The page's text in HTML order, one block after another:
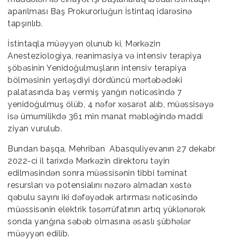
aparılması Baş Prokurorluğun İstintaq idarəsinə
tapşırılıb.
İstintaqla müəyyən olunub ki, Mərkəzin
Anesteziologiya, reanimasiya və intensiv terapiya
şöbəsinin Yenidoğulmuşların intensiv terapiya
bölməsinin yerləşdiyi dördüncü mərtəbədəki
palatasında baş vermiş yanğın nəticəsində 7
yenidoğulmuş ölüb, 4 nəfər xəsarət alıb, müəssisəyə
isə ümumilikdə 361 min manat məbləğində maddi
ziyan vurulub.
Bundan başqa, Mehriban Abasquliyevanın 27 dekabr
2022-ci il tarixdə Mərkəzin direktoru təyin
edilməsindən sonra müəssisənin tibbi təminat
resursları və potensialını nəzərə almadan xəstə
qəbulu sayını iki dəfəyədək artırması nəticəsində
müəssisənin elektrik təsərrüfatının artıq yüklənərək
sonda yanğına səbəb olmasına əsaslı şübhələr
müəyyən edilib.